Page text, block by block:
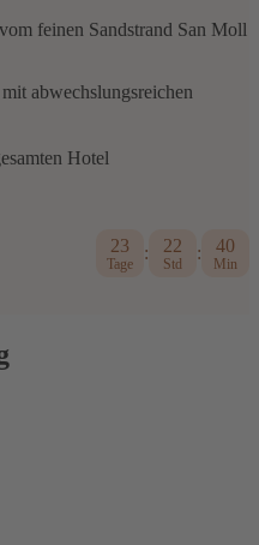
feinen Sandstrand San Moll
abwechslungsreichen
Hotel
23
Tage
: 22
Std
: 40
Min